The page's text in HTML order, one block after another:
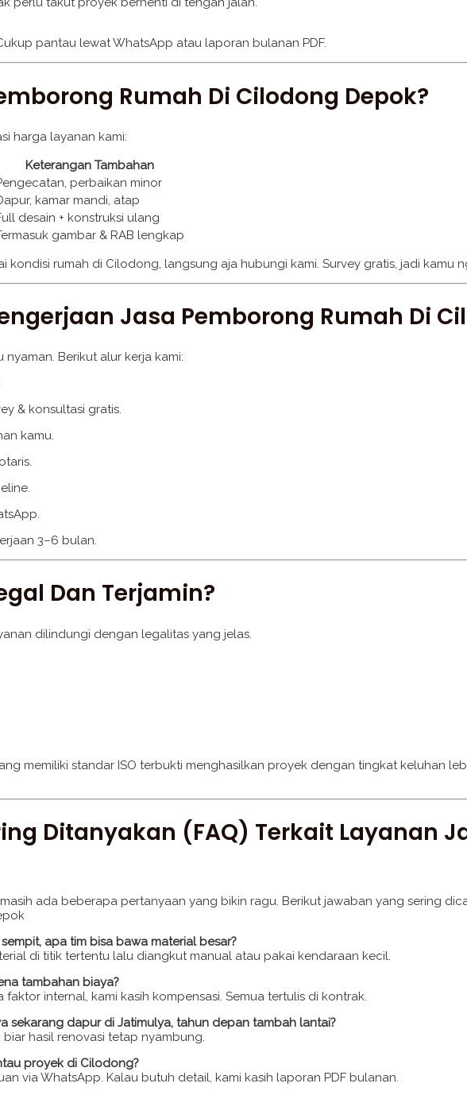
pantau lewat WhatsApp atau laporan bulanan PDF.
Rumah Di Cilodong Depok?
harga layanan kami:
Keterangan Tambahan
perbaikan minor
kamar mandi, atap
desain + konstruksi ulang
gambar & RAB lengkap
kondisi rumah di Cilodong, langsung aja hubungi kami. Survey gratis, jadi kamu
Jasa Pemborong Rumah Di
Berikut alur kerja kami:
& konsultasi gratis.
kamu.
3–6 bulan.
Dan Terjamin?
dilindungi dengan legalitas yang jelas.
memiliki standar ISO terbukti menghasilkan proyek dengan tingkat keluhan
Ditanyakan (FAQ) Terkait Layanan
ada beberapa pertanyaan yang bikin ragu. Berikut jawaban yang sering
apa tim bisa bawa material besar?
di titik tertentu lalu diangkut manual atau pakai kendaraan kecil.
tambahan biaya?
internal, kami kasih kompensasi. Semua tertulis di kontrak.
sekarang dapur di Jatimulya, tahun depan tambah lantai?
hasil renovasi tetap nyambung.
proyek di Cilodong?
via WhatsApp. Kalau butuh detail, kami kasih laporan PDF bulanan.